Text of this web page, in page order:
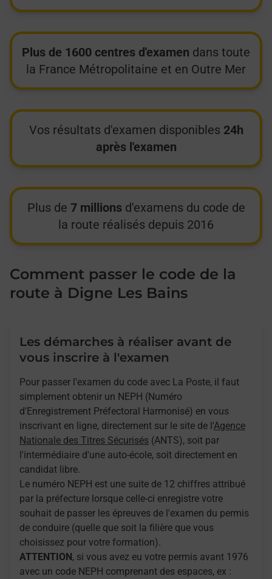
Plus de 1600 centres d'examen dans toute
la France Métropolitaine et en Outre Mer
Vos résultats d'examen disponibles 24h
après l'examen
Plus de 7 millionsd'examens du code de
la route réalisés depuis 2016
Comment passer le code de la
route à Digne Les Bains
Les démarches à réaliser avant de
vous inscrire à l'examen
Pour passer l'examen du code avec La Poste, il faut
simplement obtenir un NEPH (Numéro
d'Enregistrement Préfectoral Harmonisé) en vous
inscrivant en ligne, directement sur le site de l'Agence
Nationale des Titres Sécurisés (ANTS), soit par
l'intermédiaire d'une auto-école, soit directement en
candidat libre.
Le numéro NEPH est une suite de 12 chiffres attribué
par la préfecture lorsque celle-ci enregistre votre
souhait de passer les épreuves de l'examen du permis
de conduire (quelle que soit la filière que vous
choisissez pour votre formation).
ATTENTION , si vous avez eu votre permis avant 1976
avec un code NEPH comprenant des espaces, ex :